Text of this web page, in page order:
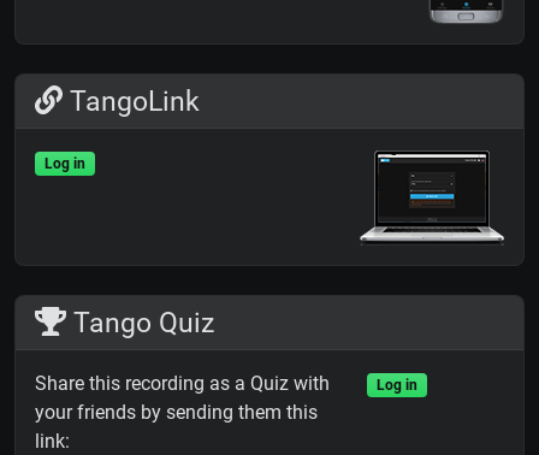
TangoLink
Log in
Tango Quiz
Share this recording as a Quiz with
your friends by sending them this
link:
Log in